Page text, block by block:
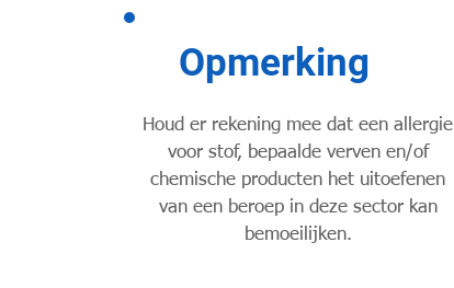
Opmerking
Houd er rekening mee dat een allergie
voor stof, bepaalde verven en/of
chemische producten het uitoefenen
van een beroep in deze sector kan
bemoeilijken.